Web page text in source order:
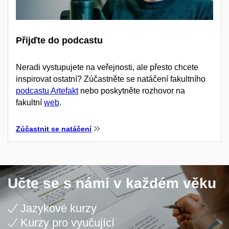
Přijďte do podcastu
Neradi vystupujete na veřejnosti, ale přesto chcete
inspirovat ostatní? Zúčastněte se natáčení fakultního
podcastu Artefaktnebo poskytněte rozhovor na
fakultní web.
Zúčastnit se natáčení
Učte se s námi v každém věku
Jazykové kurzy
Kurzy pro vyučující